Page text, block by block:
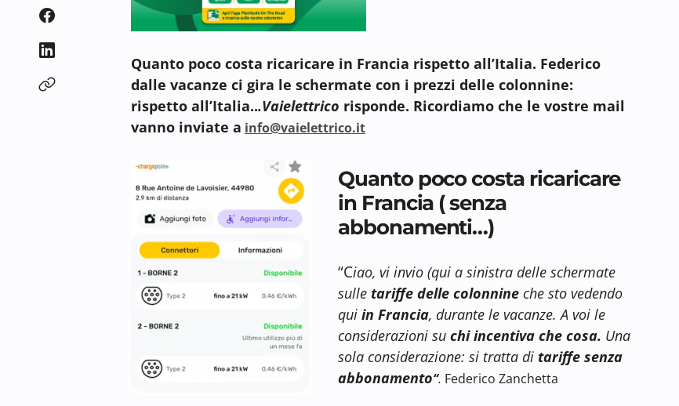
Quanto poco costa ricaricare in Francia rispetto all’Italia. Federico
dalle vacanze ci gira le schermate con i prezzi delle colonnine:
rispetto all’Italia...Vaielettrico risponde. Ricordiamo che le vostre mail
vanno inviate a info@vaielettrico.it
Quanto poco costa ricaricare
in Francia ( senza
abbonamenti…)
“Ciao, vi invio (qui a sinistra delle schermate
sulle tariffe delle colonnine che sto vedendo
qui in Francia, durante le vacanze. A voi le
considerazioni su chi incentiva che cosa. Una
sola considerazione: si tratta di tariffe senza
abbonamento“. Federico Zanchetta